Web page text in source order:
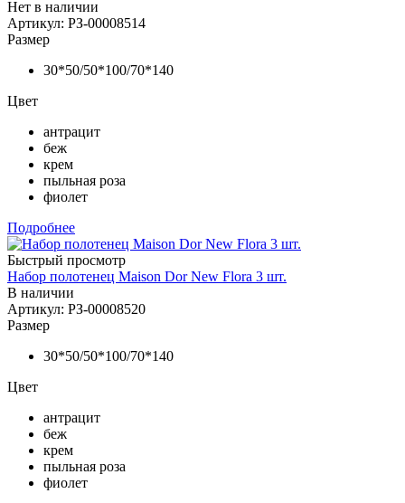
Нет в наличии
Артикул: РЗ-00008514
Размер
30*50/50*100/70*140
Цвет
антрацит
беж
крем
пыльная роза
фиолет
Подробнее
Быстрый просмотр
Набор полотенец Maison Dor New Flora 3 шт.
В наличии
Артикул: РЗ-00008520
Размер
30*50/50*100/70*140
Цвет
антрацит
беж
крем
пыльная роза
фиолет